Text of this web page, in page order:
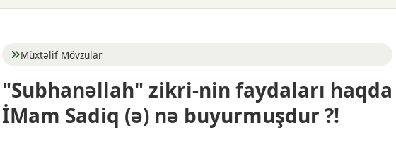
Müxtəlif Mövzular
"Subhanəllah" zikri-nin faydaları haqda
İMam Sadiq (ə) nə buyurmuşdur ?!